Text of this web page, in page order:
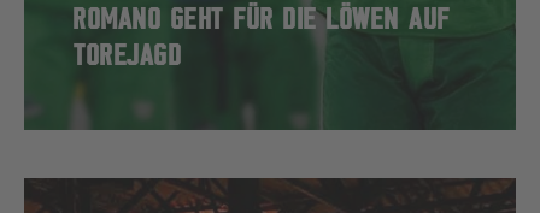
ROMANO GEHT FÜR DIE LÖWEN AUF
TOREJAGD